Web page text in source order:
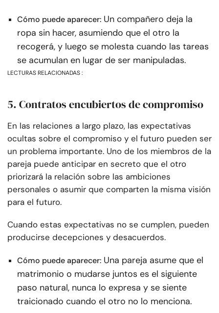
Cómo puede aparecer: Un compañero deja la
ropa sin hacer, asumiendo que el otro la
recogerá, y luego se molesta cuando las tareas
se acumulan en lugar de ser manipuladas.
LECTURAS RELACIONADAS :
5. Contratos encubiertos de compromiso
En las relaciones a largo plazo, las expectativas
ocultas sobre el compromiso y el futuro pueden ser
un problema importante. Uno de los miembros de la
pareja puede anticipar en secreto que el otro
priorizará la relación sobre las ambiciones
personales o asumir que comparten la misma visión
para el futuro.
Cuando estas expectativas no se cumplen, pueden
producirse decepciones y desacuerdos.
Cómo puede aparecer: Una pareja asume que el
matrimonio o mudarse juntos es el siguiente
paso natural, nunca lo expresa y se siente
traicionado cuando el otro no lo menciona.